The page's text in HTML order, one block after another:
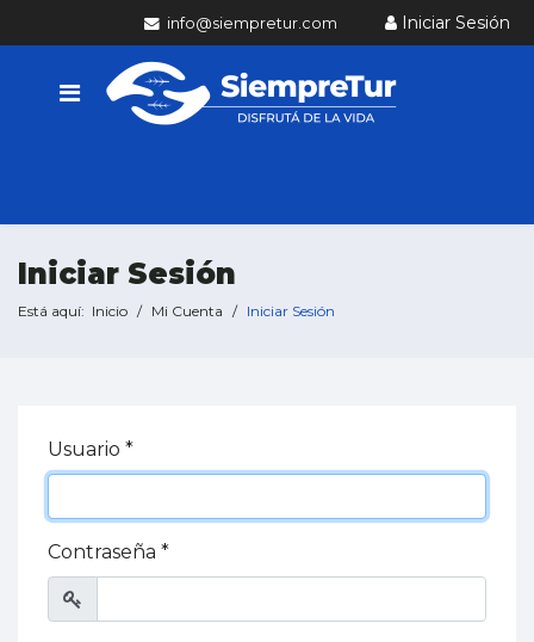
Iniciar Sesión
info@siempretur.com
Iniciar Sesión
Está aquí: Inicio Mi Cuenta Iniciar Sesión
Usuario *
Contraseña *
Mostrar